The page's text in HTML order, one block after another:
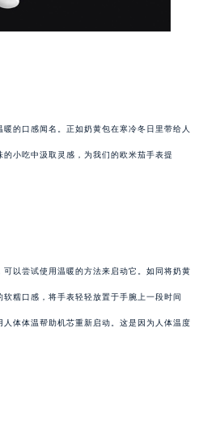
的口感闻名。正如奶黄包在寒冷冬日里带给人
小吃中汲取灵感，为我们的欧米茄手表提
以尝试使用温暖的方法来启动它。如同将奶黄
糯口感，将手表轻轻放置于手腕上一段时间
人体体温帮助机芯重新启动。这是因为人体温度